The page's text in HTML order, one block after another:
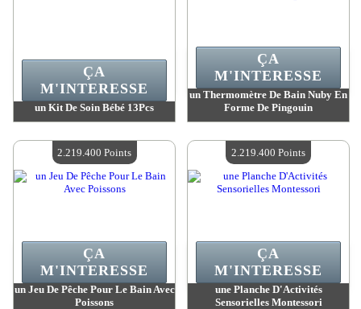
un Kit De Soin Bébé 13Pcs
Quantité Disponible :4
ÇA
M'INTERESSE
un Thermomètre De Bain Nuby En
Forme De Pingouin
Quantité Disponible :4
ÇA
M'INTERESSE
un Jeu De Pêche Pour Le Bain Avec
Poissons
ÇA
M'INTERESSE
2.219.400 Points
une Planche D'Activités
Sensorielles Montessori
ÇA
M'INTERESSE
2.219.400 Points